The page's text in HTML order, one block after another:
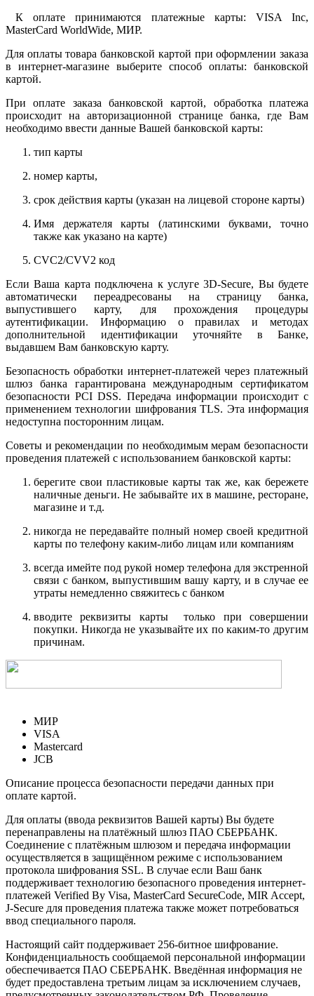
К оплате принимаются платежные карты: VISA Inc,
MasterCard WorldWide, МИР.
Для оплаты товара банковской картой при оформлении заказа
в интернет-магазине выберите способ оплаты: банковской
картой.
При оплате заказа банковской картой, обработка платежа
происходит на авторизационной странице банка, где Вам
необходимо ввести данные Вашей банковской карты:
тип карты
номер карты,
срок действия карты (указан на лицевой стороне карты)
Имя держателя карты (латинскими буквами, точно
также как указано на карте)
CVC2/CVV2 код
Если Ваша карта подключена к услуге 3D-Secure, Вы будете
автоматически переадресованы на страницу банка,
выпустившего карту, для прохождения процедуры
аутентификации. Информацию о правилах и методах
дополнительной идентификации уточняйте в Банке,
выдавшем Вам банковскую карту.
Безопасность обработки интернет-платежей через платежный
шлюз банка гарантирована международным сертификатом
безопасности PCI DSS. Передача информации происходит с
применением технологии шифрования TLS. Эта информация
недоступна посторонним лицам.
Советы и рекомендации по необходимым мерам безопасности
проведения платежей с использованием банковской карты:
берегите свои пластиковые карты так же, как бережете
наличные деньги. Не забывайте их в машине, ресторане,
магазине и т.д.
никогда не передавайте полный номер своей кредитной
карты по телефону каким-либо лицам или компаниям
всегда имейте под рукой номер телефона для экстренной
связи с банком, выпустившим вашу карту, и в случае ее
утраты немедленно свяжитесь с банком
вводите реквизиты карты только при совершении
покупки. Никогда не указывайте их по каким-то другим
причинам.
МИР
VISA
Mastercard
JCB
Описание процесса безопасности передачи данных при
оплате картой.
Для оплаты (ввода реквизитов Вашей карты) Вы будете
перенаправлены на платёжный шлюз ПАО СБЕРБАНК.
Соединение с платёжным шлюзом и передача информации
осуществляется в защищённом режиме с использованием
протокола шифрования SSL. В случае если Ваш банк
поддерживает технологию безопасного проведения интернет-
платежей Verified By Visa, MasterCard SecureCode, MIR Accept,
J-Secure для проведения платежа также может потребоваться
ввод специального пароля.
Настоящий сайт поддерживает 256-битное шифрование.
Конфиденциальность сообщаемой персональной информации
обеспечивается ПАО СБЕРБАНК. Введённая информация не
будет предоставлена третьим лицам за исключением случаев,